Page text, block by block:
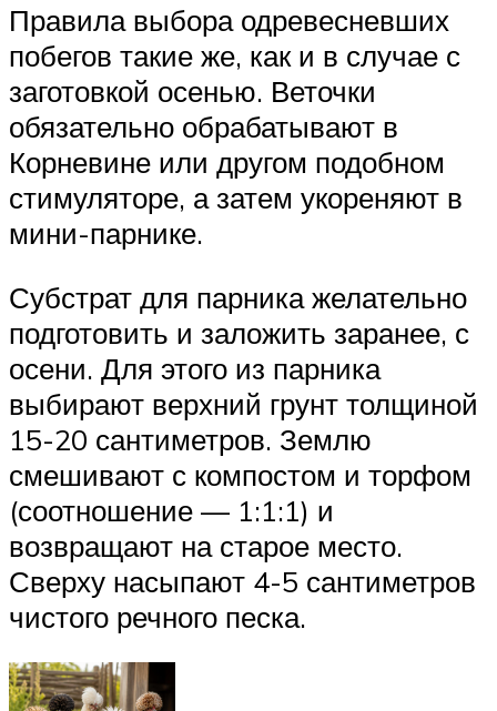
Правила выбора одревесневших
побегов такие же, как и в случае с
заготовкой осенью. Веточки
обязательно обрабатывают в
Корневине или другом подобном
стимуляторе, а затем укореняют в
мини-парнике.
Субстрат для парника желательно
подготовить и заложить заранее, с
осени. Для этого из парника
выбирают верхний грунт толщиной
15-20 сантиметров. Землю
смешивают с компостом и торфом
(соотношение — 1:1:1) и
возвращают на старое место.
Сверху насыпают 4-5 сантиметров
чистого речного песка.